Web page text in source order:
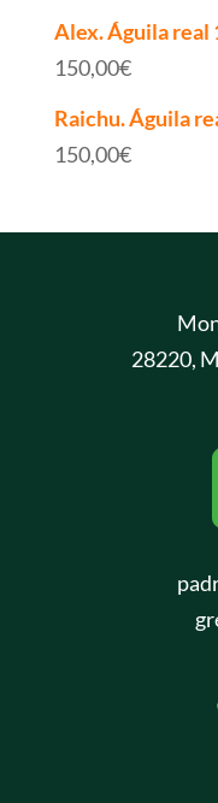
Alex. Águila real
150,00€
Raichu. Águila
150,00€
28220,